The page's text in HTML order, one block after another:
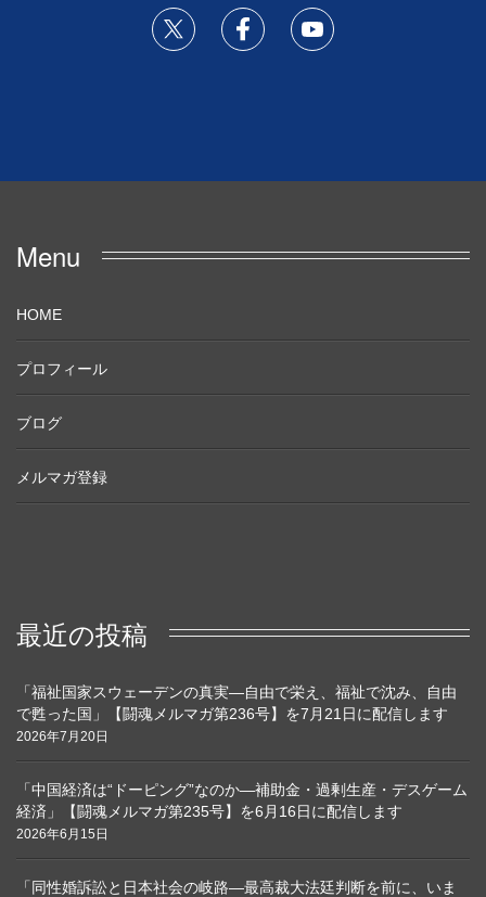
Menu
HOME
プロフィール
ブログ
メルマガ登録
最近の投稿
「福祉国家スウェーデンの真実―自由で栄え、福祉で沈み、自由
で甦った国」【闘魂メルマガ第236号】を7月21日に配信します
2026年7月20日
「中国経済は“ドーピング”なのか―補助金・過剰生産・デスゲーム
経済」【闘魂メルマガ第235号】を6月16日に配信します
2026年6月15日
「同性婚訴訟と日本社会の岐路―最高裁大法廷判断を前に、いま